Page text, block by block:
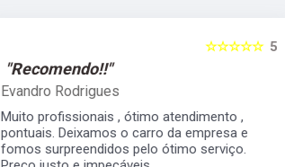
5
☆☆☆☆☆
"Recomendo!!"
Evandro Rodrigues
Muito profissionais , ótimo atendimento ,
pontuais. Deixamos o carro da empresa e
fomos surpreendidos pelo ótimo serviço.